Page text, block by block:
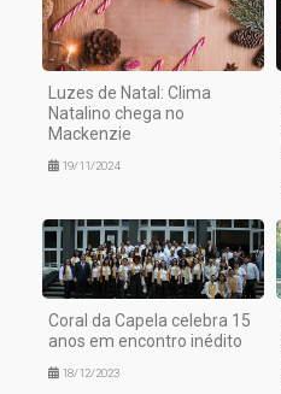
Luzes de Natal: Clima
Natalino chega no
Mackenzie
19/11/2024
Coral da Capela celebra 15
anos em encontro inédito
18/12/2023